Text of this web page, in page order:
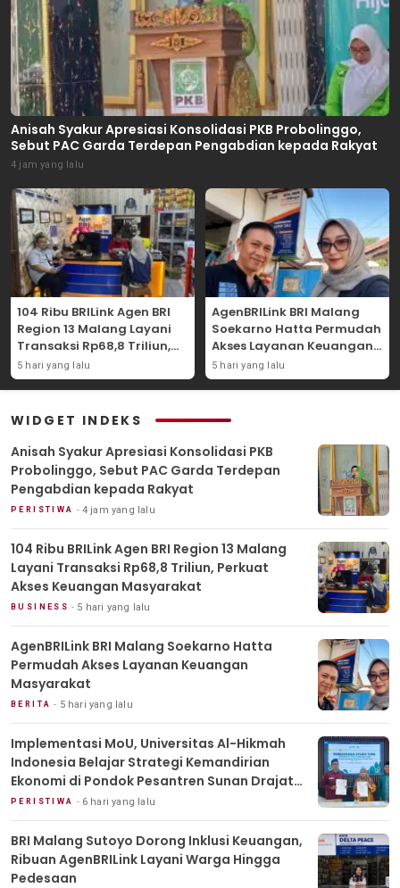
Anisah Syakur Apresiasi Konsolidasi PKB Probolinggo,
Sebut PAC Garda Terdepan Pengabdian kepada Rakyat
4 jam yang lalu
104 Ribu BRILink Agen BRI
Region 13 Malang Layani
Transaksi Rp68,8 Triliun,
Perkuat Akses Keuangan
Masyarakat
5 hari yang lalu
AgenBRILink BRI Malang
Soekarno Hatta Permudah
Akses Layanan Keuangan
Masyarakat
5 hari yang lalu
WIDGET INDEKS
Anisah Syakur Apresiasi Konsolidasi PKB
Probolinggo, Sebut PAC Garda Terdepan
Pengabdian kepada Rakyat
PERISTIWA 4 jam yang lalu
104 Ribu BRILink Agen BRI Region 13 Malang
Layani Transaksi Rp68,8 Triliun, Perkuat
Akses Keuangan Masyarakat
BUSINESS 5 hari yang lalu
AgenBRILink BRI Malang Soekarno Hatta
Permudah Akses Layanan Keuangan
Masyarakat
BERITA 5 hari yang lalu
Implementasi MoU, Universitas Al-Hikmah
Indonesia Belajar Strategi Kemandirian
Ekonomi di Pondok Pesantren Sunan Drajat
Lamongan
PERISTIWA 6 hari yang lalu
BRI Malang Sutoyo Dorong Inklusi Keuangan,
Ribuan AgenBRILink Layani Warga Hingga
Pedesaan